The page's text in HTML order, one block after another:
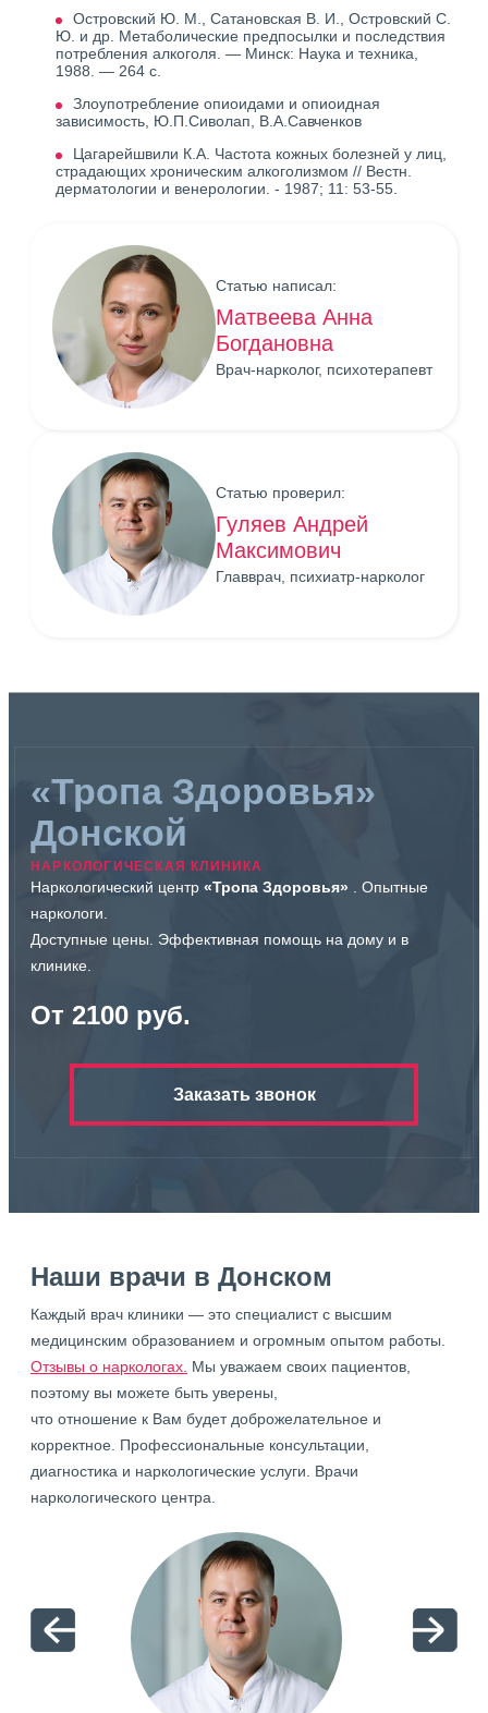
Островский Ю. М., Сатановская В. И., Островский С.
Ю. и др. Метаболические предпосылки и последствия
потребления алкоголя. — Минск: Наука и техника,
1988. — 264 с.
Злоупотребление опиоидами и опиоидная
зависимость, Ю.П.Сиволап, В.А.Савченков
Цагарейшвили К.А. Частота кожных болезней у лиц,
страдающих хроническим алкоголизмом // Вестн.
дерматологии и венерологии. - 1987; 11: 53-55.
Статью написал:
Матвеева Анна
Богдановна
Врач-нарколог, психотерапевт
Статью проверил:
Гуляев Андрей
Максимович
Главврач, психиатр-нарколог
«Тропа Здоровья»
Донской
НАРКОЛОГИЧЕСКАЯ КЛИНИКА
Наркологический центр «Тропа Здоровья» . Опытные
наркологи.
Доступные цены. Эффективная помощь на дому и в
клинике.
От 2100 руб.
Заказать звонок
Наши врачи в Донском
Каждый врач клиники — это специалист с высшим
медицинским образованием и огромным опытом работы.
Отзывы о наркологах. Мы уважаем своих пациентов,
поэтому вы можете быть уверены,
что отношение к Вам будет доброжелательное и
корректное. Профессиональные консультации,
диагностика и наркологические услуги. Врачи
наркологического центра.